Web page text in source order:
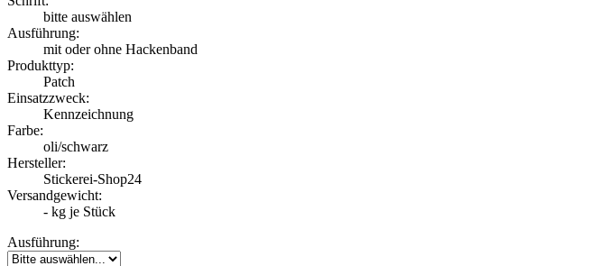
bitte auswählen
Ausführung:
mit oder ohne Hackenband
Produkttyp:
Patch
Einsatzzweck:
Kennzeichnung
Farbe:
oli/schwarz
Hersteller:
Stickerei-Shop24
Versandgewicht:
- kg je Stück
Ausführung: